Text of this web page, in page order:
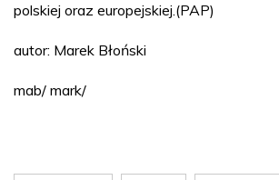
polskiej oraz europejskiej.(PAP)
autor: Marek Błoński
mab/ mark/